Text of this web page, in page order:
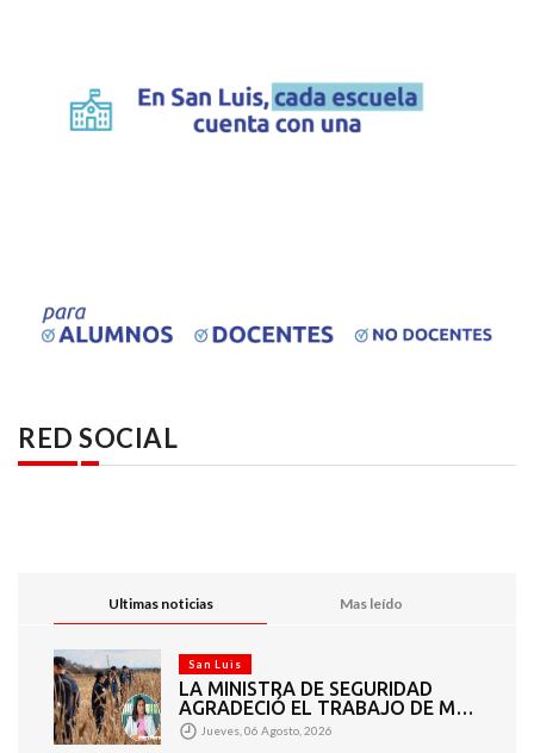
RED SOCIAL
Ultimas noticias Mas leído
San Luis
LA MINISTRA DE SEGURIDAD
AGRADECIÓ EL TRABAJO DE MÁS
DE 200 EFECTIVOS QUE
PARTICIPARON EN LA BÚSQUEDA
Jueves, 06 Agosto, 2026